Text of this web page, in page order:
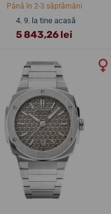
Până în 2-3 săptămâni
4. 9. la tine acasă
5 843,26 lei